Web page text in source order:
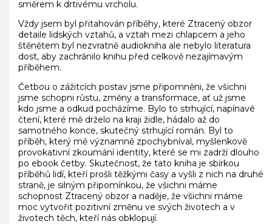
směrem k drtivému vrcholu.
Vždy jsem byl přitahován příběhy, které Ztracený obzor
detaile lidských vztahů, a vztah mezi chlapcem a jeho
štěnětem byl nezvratně audiokniha ale nebylo literatura
dost, aby zachránilo knihu před celkově nezajímavým
příběhem.
Četbou o zážitcích postav jsme připomněni, že všichni
jsme schopni růstu, změny a transformace, ať už jsme
kdo jsme a odkud pocházíme. Bylo to strhující, napínavé
čtení, které mě drželo na kraji židle, hádalo až do
samotného konce, skutečný strhující román. Byl to
příběh, který mě významně zpochybníval, myšlenkově
provokativní zkoumání identity, které se mi zadrží dlouho
po ebook četby. Skutečnost, že tato kniha je sbírkou
příběhů lidí, kteří prošli těžkými časy a vyšli z nich na druhé
straně, je silným připomínkou, že všichni máme
schopnost Ztracený obzor a naděje, že všichni máme
moc vytvořit pozitivní změnu ve svých životech a v
životech těch, kteří nás obklopují.